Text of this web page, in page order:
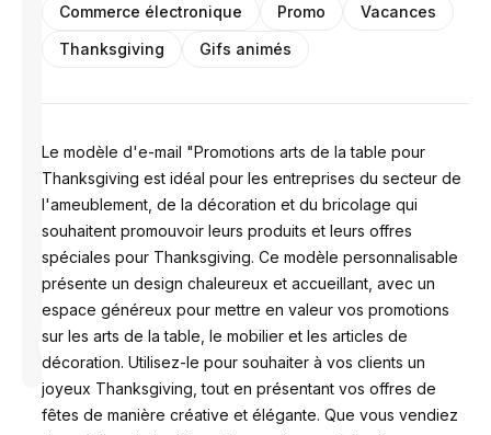
Conçu par
Commerce électronique
Promo
Vacances
Thanksgiving
Gifs animés
Le modèle d'e-mail "Promotions arts de la table pour
Thanksgiving est idéal pour les entreprises du secteur de
l'ameublement, de la décoration et du bricolage qui
souhaitent promouvoir leurs produits et leurs offres
spéciales pour Thanksgiving. Ce modèle personnalisable
présente un design chaleureux et accueillant, avec un
espace généreux pour mettre en valeur vos promotions
sur les arts de la table, le mobilier et les articles de
décoration. Utilisez-le pour souhaiter à vos clients un
joyeux Thanksgiving, tout en présentant vos offres de
fêtes de manière créative et élégante. Que vous vendiez